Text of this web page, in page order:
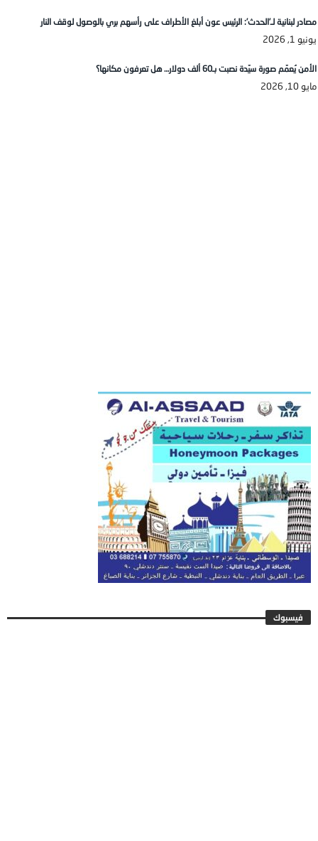
مصادر لبنانية لـ’الحدث’: الرئيس عون أبلغ الأطراف على رأسهم بري بالوصول لوقف النار
يونيو 1, 2026
الأمن يُعمّم صورة سيّدة نصبت بـ60 ألف دولار… هل تعرفون مكانها؟
مايو 10, 2026
فيسبوك